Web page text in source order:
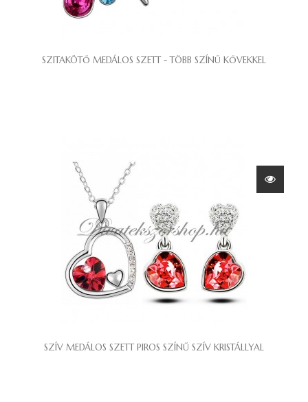
SZITAKÖTŐ MEDÁLOS SZETT - TÖBB SZÍNŰ KŐVEKKEL
SZÍV MEDÁLOS SZETT PIROS SZÍNŰ SZÍV KRISTÁLLYAL